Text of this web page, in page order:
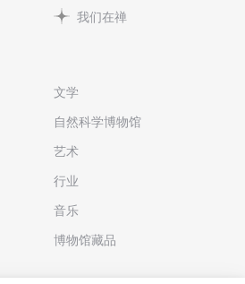
我们在禅
文学
自然科学博物馆
艺术
行业
音乐
博物馆藏品